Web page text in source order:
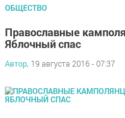
ОБЩЕСТВО
Православные
Яблочный спас
Автор, 19 августа 2016 - 07:37